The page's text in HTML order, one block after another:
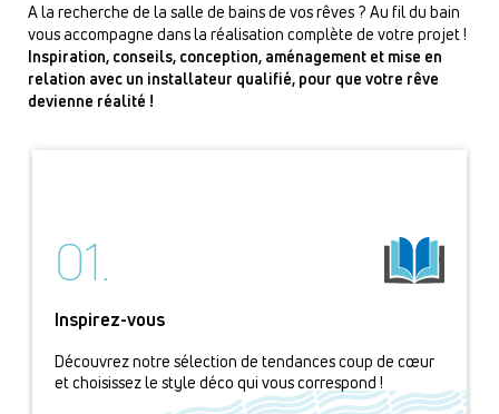
A la recherche de la salle de bains de vos rêves ? Au fil du bain
vous accompagne dans la réalisation complète de votre projet !
Inspiration, conseils, conception, aménagement et mise en
relation avec un installateur qualifié, pour que votre rêve
devienne réalité !
01.
Inspirez-vous
Découvrez notre sélection de tendances coup de cœur
et choisissez le style déco qui vous correspond !